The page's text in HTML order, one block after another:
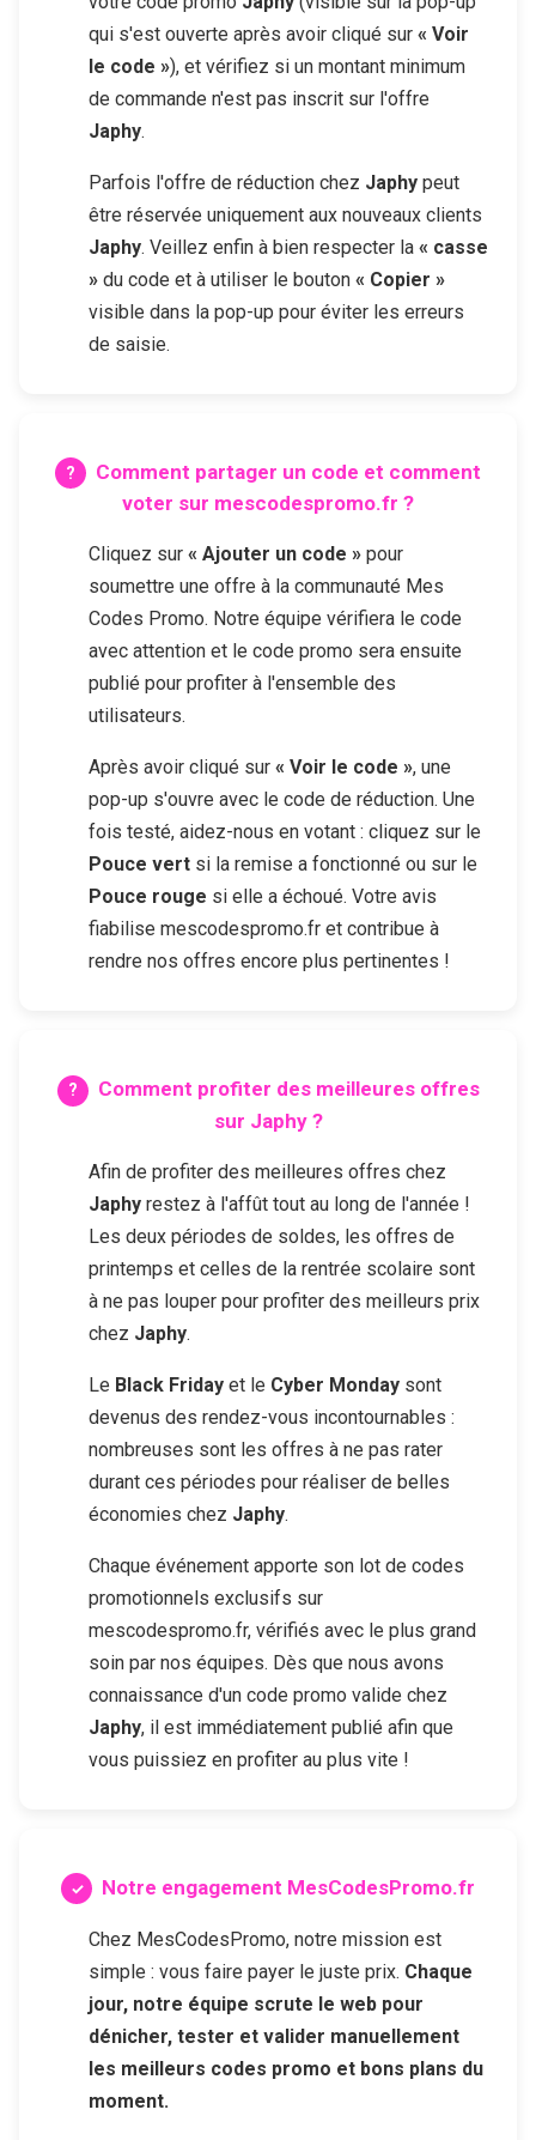
qui s'est ouverte après avoir cliqué sur « Voir
le code »), et vérifiez si un montant minimum
de commande n'est pas inscrit sur l'offre
Japhy.
Parfois l'offre de réduction chez Japhy peut
être réservée uniquement aux nouveaux clients
Japhy. Veillez enfin à bien respecter la « casse
» du code et à utiliser le bouton « Copier »
visible dans la pop-up pour éviter les erreurs
de saisie.
Comment partager un code et comment
voter sur mescodespromo.fr ?
Cliquez sur « Ajouter un code » pour
soumettre une offre à la communauté Mes
Codes Promo. Notre équipe vérifiera le code
avec attention et le code promo sera ensuite
publié pour profiter à l'ensemble des
utilisateurs.
Après avoir cliqué sur « Voir le code », une
pop-up s'ouvre avec le code de réduction. Une
fois testé, aidez-nous en votant : cliquez sur le
Pouce vert si la remise a fonctionné ou sur le
Pouce rouge si elle a échoué. Votre avis
fiabilise mescodespromo.fr et contribue à
rendre nos offres encore plus pertinentes !
Comment profiter des meilleures offres
sur Japhy?
Afin de profiter des meilleures offres chez
Japhy restez à l'affût tout au long de l'année !
Les deux périodes de soldes, les offres de
printemps et celles de la rentrée scolaire sont
à ne pas louper pour profiter des meilleurs prix
chez Japhy.
Le Black Friday et le Cyber Monday sont
devenus des rendez-vous incontournables :
nombreuses sont les offres à ne pas rater
durant ces périodes pour réaliser de belles
économies chez Japhy.
Chaque événement apporte son lot de codes
promotionnels exclusifs sur
mescodespromo.fr, vérifiés avec le plus grand
soin par nos équipes. Dès que nous avons
connaissance d'un code promo valide chez
Japhy, il est immédiatement publié afin que
vous puissiez en profiter au plus vite !
Notre engagement MesCodesPromo.fr
Chez MesCodesPromo, notre mission est
simple : vous faire payer le juste prix. Chaque
jour, notre équipe scrute le web pour
dénicher, tester et valider manuellement
les meilleurs codes promo et bons plans du
moment.